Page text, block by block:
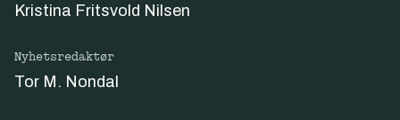
Kristina Fritsvold Nilsen
Nyhetsredaktør
Tor M. Nondal